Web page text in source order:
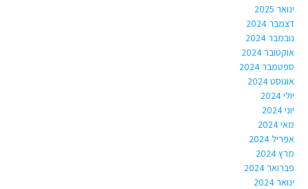
ינואר 2025
דצמבר 2024
נובמבר 2024
אוקטובר 2024
ספטמבר 2024
אוגוסט 2024
יולי 2024
יוני 2024
מאי 2024
אפריל 2024
מרץ 2024
פברואר 2024
ינואר 2024